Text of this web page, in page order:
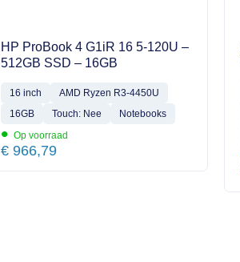
HP ProBook 4 G1iR 16 5-120U –
512GB SSD – 16GB
16 inch
AMD Ryzen R3-4450U
16GB
Touch: Nee Notebooks
• Op voorraad
€ 966,79